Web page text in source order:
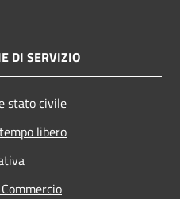
DI SERVIZIO
stato civile
libero